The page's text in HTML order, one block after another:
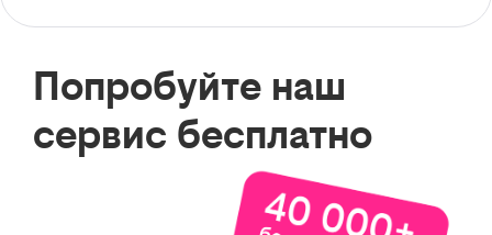
Попробуйте наш
сервис бесплатно